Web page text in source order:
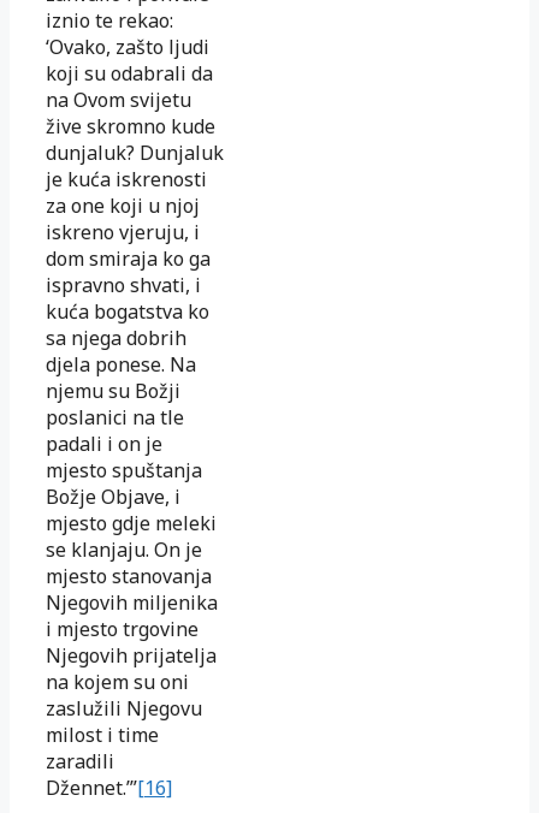
iznio te rekao:
‘Ovako, zašto ljudi
koji su odabrali da
na Ovom svijetu
žive skromno kude
dunjaluk? Dunjaluk
je kuća iskrenosti
za one koji u njoj
iskreno vjeruju, i
dom smiraja ko ga
ispravno shvati, i
kuća bogatstva ko
sa njega dobrih
djela ponese. Na
njemu su Božji
poslanici na tle
padali i on je
mjesto spuštanja
Božje Objave, i
mjesto gdje meleki
se klanjaju. On je
mjesto stanovanja
Njegovih miljenika
i mjesto trgovine
Njegovih prijatelja
na kojem su oni
zaslužili Njegovu
milost i time
zaradili
Džennet.’”[16]